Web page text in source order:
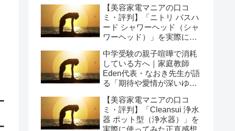
【美容家電マニアの口コ
ミ・評判】「ニトリ バスハ
ード シャワーヘッド（シャ
ワーヘッド）」を実際に使
中学受験の親子喧嘩で消耗
している方へ｜家庭教師
Eden代表・なおき先生が語
る「期待や愛情が深いゆえ
と、間に第三者を入れると
いう選び方
【美容家電マニアの口コ
ミ・評判】「Cleansui 浄水
器 ポット型（浄水器）」を
実際に使ってみた正直感想